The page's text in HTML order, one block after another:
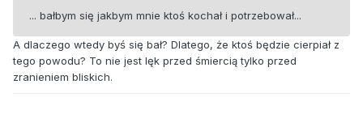
... bałbym się jakbym mnie ktoś kochał i potrzebował...
A dlaczego wtedy byś się bał? Dlatego, że ktoś będzie cierpiał z
tego powodu? To nie jest lęk przed śmiercią tylko przed
zranieniem bliskich.